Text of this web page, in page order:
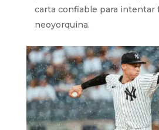
carta confiable para intentar
neoyorquina.